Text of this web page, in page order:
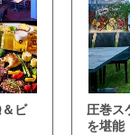
ビ
圧巻ス
を堪能